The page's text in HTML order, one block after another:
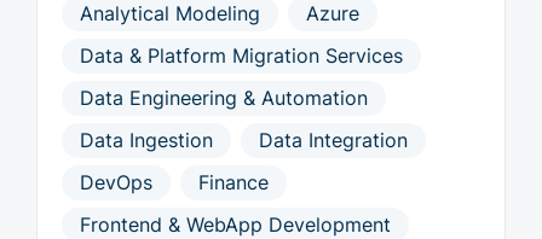
Analytical Modeling
Azure
Data & Platform Migration Services
Data Engineering & Automation
Data Ingestion
Data Integration
DevOps
Finance
Frontend & WebApp Development